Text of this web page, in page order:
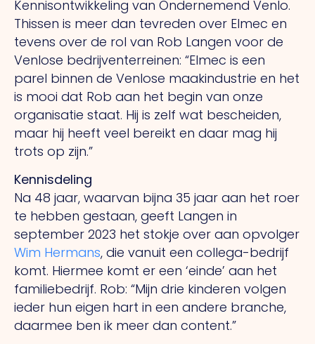
Kennisontwikkeling van Ondernemend Venlo.
Thissen is meer dan tevreden over Elmec en
tevens over de rol van Rob Langen voor de
Venlose bedrijventerreinen: “Elmec is een
parel binnen de Venlose maakindustrie en het
is mooi dat Rob aan het begin van onze
organisatie staat. Hij is zelf wat bescheiden,
maar hij heeft veel bereikt en daar mag hij
trots op zijn.”
Kennisdeling
Na 48 jaar, waarvan bijna 35 jaar aan het roer
te hebben gestaan, geeft Langen in
september 2023 het stokje over aan opvolger
Wim Hermans, die vanuit een collega-bedrijf
komt. Hiermee komt er een ‘einde’ aan het
familiebedrijf. Rob: “Mijn drie kinderen volgen
ieder hun eigen hart in een andere branche,
daarmee ben ik meer dan content.”